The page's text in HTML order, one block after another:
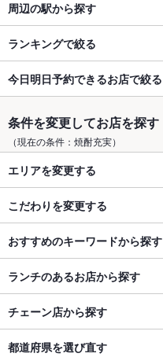
周辺の駅から探す
ランキングで絞る
今日明日予約できるお店で絞る
条件を変更してお店を探す
（現在の条件：焼酎充実）
エリアを変更する
こだわりを変更する
おすすめのキーワードから探す
ランチのあるお店から探す
チェーン店から探す
都道府県を選び直す